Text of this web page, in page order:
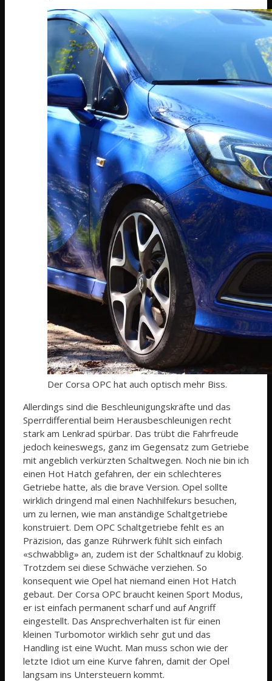
Der Corsa OPC hat auch optisch mehr Biss.
Allerdings sind die Beschleunigungskräfte und das
Sperrdifferential beim Herausbeschleunigen recht
stark am Lenkrad spürbar. Das trübt die Fahrfreude
jedoch keineswegs, ganz im Gegensatz zum Getriebe
mit angeblich verkürzten Schaltwegen. Noch nie bin ich
einen Hot Hatch gefahren, der ein schlechteres
Getriebe hatte, als die brave Version. Opel sollte
wirklich dringend mal einen Nachhilfekurs besuchen,
um zu lernen, wie man anständige Schaltgetriebe
konstruiert. Dem OPC Schaltgetriebe fehlt es an
Präzision, das ganze Rührwerk fühlt sich einfach
«schwabblig» an, zudem ist der Schaltknauf zu klobig.
Trotzdem sei diese Schwäche verziehen. So
konsequent wie Opel hat niemand einen Hot Hatch
gebaut. Der Corsa OPC braucht keinen Sport Modus,
er ist einfach permanent scharf und auf Angriff
eingestellt. Das Ansprechverhalten ist für einen
kleinen Turbomotor wirklich sehr gut und das
Handling ist eine Wucht. Man muss schon wie der
letzte Idiot um eine Kurve fahren, damit der Opel
langsam ins Untersteuern kommt.